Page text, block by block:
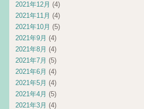
2021年12月 (4)
2021年11月 (4)
2021年10月 (5)
2021年9月 (4)
2021年8月 (4)
2021年7月 (5)
2021年6月 (4)
2021年5月 (4)
2021年4月 (5)
2021年3月 (4)